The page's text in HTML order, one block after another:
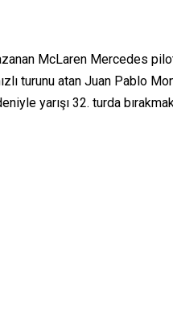
McLaren Mercedes
turunu atan Juan Pablo
yarışı 32. turda